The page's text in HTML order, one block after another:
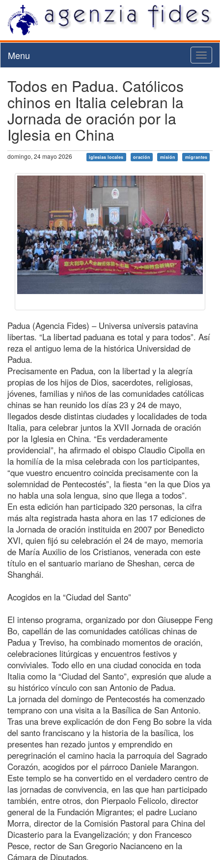
Menu
Todos en Padua. Católicos
chinos en Italia celebran la
Jornada de oración por la
Iglesia en China
domingo, 24 mayo 2026 iglesias locales oración misión migrantes
Padua (Agencia Fides) – Universa universis patavina
libertas. “La libertad paduana es total y para todos”. Así
reza el antiguo lema de la histórica Universidad de
Padua.
Precisamente en Padua, con la libertad y la alegría
propias de los hijos de Dios, sacerdotes, religiosas,
jóvenes, familias y niños de las comunidades católicas
chinas se han reunido los días 23 y 24 de mayo,
llegados desde distintas ciudades y localidades de toda
Italia, para celebrar juntos la XVII Jornada de oración
por la Iglesia en China. “Es verdaderamente
providencial”, ha afirmado el obispo Claudio Cipolla en
la homilía de la misa celebrada con los participantes,
“que vuestro encuentro coincida precisamente con la
solemnidad de Pentecostés”, la fiesta “en la que Dios ya
no habla una sola lengua, sino que llega a todos”.
En esta edición han participado 320 personas, la cifra
más alta registrada hasta ahora en las 17 ediciones de
la Jornada de oración instituida en 2007 por Benedicto
XVI, quien fijó su celebración el 24 de mayo, memoria
de María Auxilio de los Cristianos, venerada con este
título en el santuario mariano de Sheshan, cerca de
Shanghái.
Acogidos en la “Ciudad del Santo”
El intenso programa, organizado por don Giuseppe Feng
Bo, capellán de las comunidades católicas chinas de
Padua y Treviso, ha combinado momentos de oración,
celebraciones litúrgicas y encuentros festivos y
conviviales. Todo ello en una ciudad conocida en toda
Italia como la “Ciudad del Santo”, expresión que alude a
su histórico vínculo con san Antonio de Padua.
La jornada del domingo de Pentecostés ha comenzado
temprano con una visita a la Basílica de San Antonio.
Tras una breve explicación de don Feng Bo sobre la vida
del santo franciscano y la historia de la basílica, los
presentes han rezado juntos y emprendido en
peregrinación el camino hacia la parroquia del Sagrado
Corazón, acogidos por el párroco Daniele Marangon.
Este templo se ha convertido en el verdadero centro de
las jornadas de convivencia, en las que han participado
también, entre otros, don Pierpaolo Felicolo, director
general de la Fundación Migrantes; el padre Luciano
Morra, director de la Comisión Pastoral para China del
Dicasterio para la Evangelización; y don Francesco
Pesce, rector de San Gregorio Nacianceno en la
Cámara de Diputados.